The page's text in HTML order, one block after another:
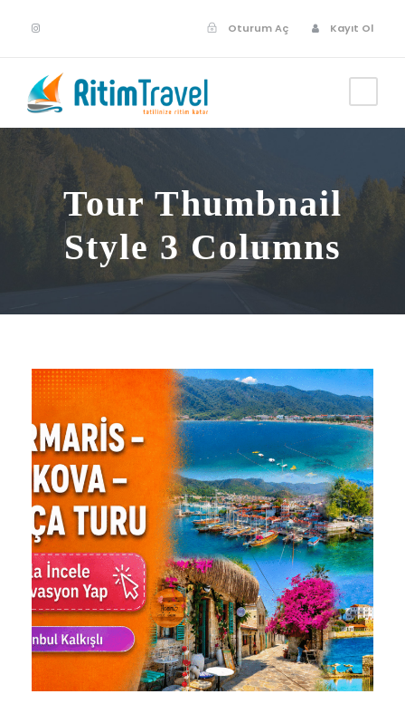
Oturum Aç Kayıt Ol
Tour Thumbnail
Style 3 Columns